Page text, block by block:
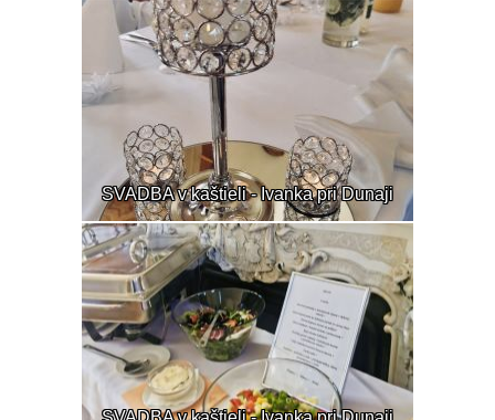
SVADBA v kaštieli - Ivanka pri Dunaji